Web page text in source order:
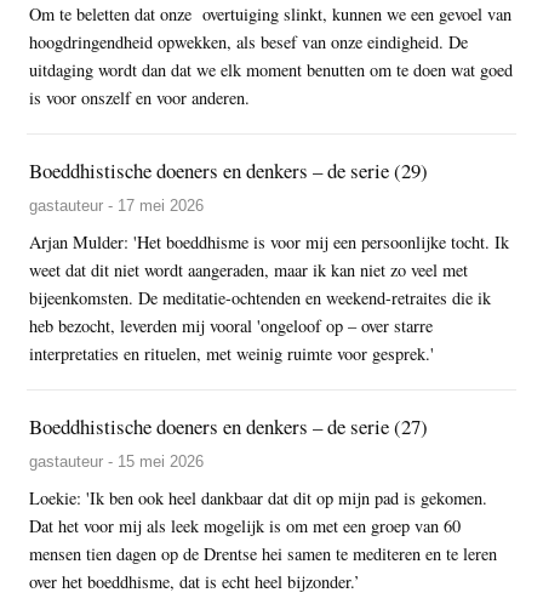
Om te beletten dat onze overtuiging slinkt, kunnen we een gevoel van
hoogdringendheid opwekken, als besef van onze eindigheid. De
uitdaging wordt dan dat we elk moment benutten om te doen wat goed
is voor onszelf en voor anderen.
Boeddhistische doeners en denkers – de serie (29)
gastauteur - 17 mei 2026
Arjan Mulder: 'Het boeddhisme is voor mij een persoonlijke tocht. Ik
weet dat dit niet wordt aangeraden, maar ik kan niet zo veel met
bijeenkomsten. De meditatie-ochtenden en weekend-retraites die ik
heb bezocht, leverden mij vooral 'ongeloof op – over starre
interpretaties en rituelen, met weinig ruimte voor gesprek.'
Boeddhistische doeners en denkers – de serie (27)
gastauteur - 15 mei 2026
Loekie: 'Ik ben ook heel dankbaar dat dit op mijn pad is gekomen.
Dat het voor mij als leek mogelijk is om met een groep van 60
mensen tien dagen op de Drentse hei samen te mediteren en te leren
over het boeddhisme, dat is echt heel bijzonder.’